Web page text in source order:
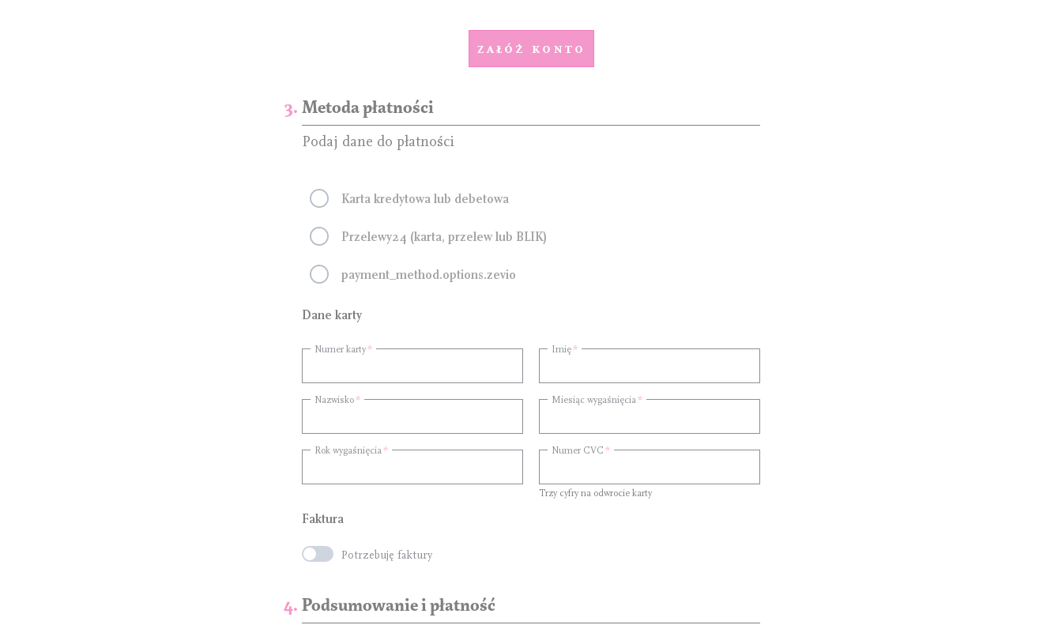
Załóż konto
Metoda płatności
Podaj dane do płatności
Karta kredytowa lub debetowa
Przelewy24 (karta, przelew lub BLIK)
payment_method.options.zevio
Dane karty
Numer karty Imię
Nazwisko Miesiąc wygaśnięcia
Rok wygaśnięcia Numer CVC
Trzy cyfry na odwrocie karty
Faktura
Potrzebuję faktury
Podsumowanie i płatność